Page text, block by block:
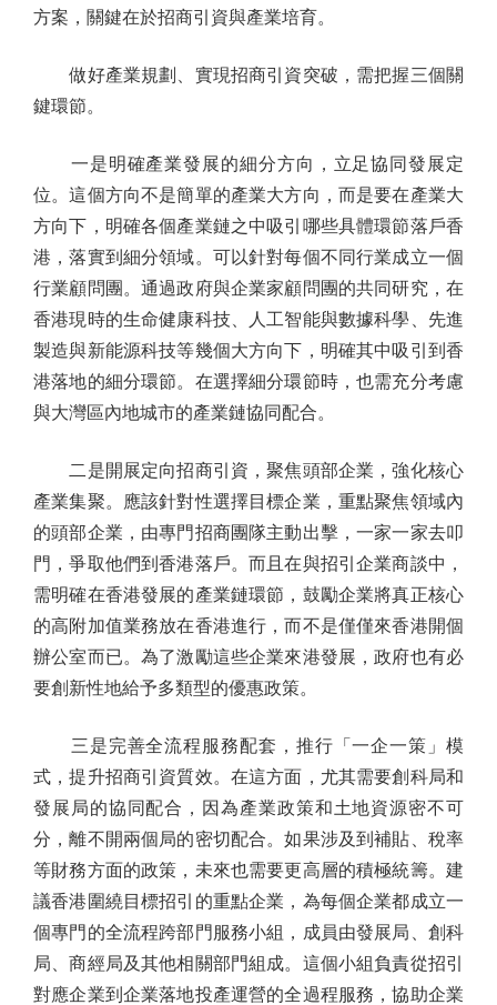
方案，關鍵在於招商引資與產業培育。
做好產業規劃、實現招商引資突破，需把握三個關
鍵環節。
一是明確產業發展的細分方向，立足協同發展定
位。這個方向不是簡單的產業大方向，而是要在產業大
方向下，明確各個產業鏈之中吸引哪些具體環節落戶香
港，落實到細分領域。可以針對每個不同行業成立一個
行業顧問團。通過政府與企業家顧問團的共同研究，在
香港現時的生命健康科技、人工智能與數據科學、先進
製造與新能源科技等幾個大方向下，明確其中吸引到香
港落地的細分環節。在選擇細分環節時，也需充分考慮
與大灣區內地城市的產業鏈協同配合。
二是開展定向招商引資，聚焦頭部企業，強化核心
產業集聚。應該針對性選擇目標企業，重點聚焦領域內
的頭部企業，由專門招商團隊主動出擊，一家一家去叩
門，爭取他們到香港落戶。而且在與招引企業商談中，
需明確在香港發展的產業鏈環節，鼓勵企業將真正核心
的高附加值業務放在香港進行，而不是僅僅來香港開個
辦公室而已。為了激勵這些企業來港發展，政府也有必
要創新性地給予多類型的優惠政策。
三是完善全流程服務配套，推行「一企一策」模
式，提升招商引資質效。在這方面，尤其需要創科局和
發展局的協同配合，因為產業政策和土地資源密不可
分，離不開兩個局的密切配合。如果涉及到補貼、稅率
等財務方面的政策，未來也需要更高層的積極統籌。建
議香港圍繞目標招引的重點企業，為每個企業都成立一
個專門的全流程跨部門服務小組，成員由發展局、創科
局、商經局及其他相關部門組成。這個小組負責從招引
對應企業到企業落地投產運營的全過程服務，協助企業